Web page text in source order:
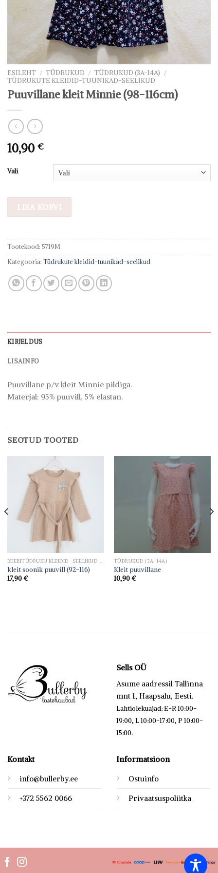
ESILEHT / TÜDRUKUD / TÜDRUKUD (3A-14A) /
TÜDRUKUTE KLEIDID-TUUNIKAD-SEELIKUD
Puuvillane kleit Minnie (98-116cm)
10,90 €
Vali
LISA KORVI
Tootekood: 5719M
Kategooria: Tüdrukute kleidid-tuunikad-seelikud
KIRJELDUS
LISAINFO
Puuvillane p/v kleit Minnie pildiga.
Materjal: 95% puuvill, 5% elastan.
SEOTUD TOOTED
kleit soonik puuvill (92-116)
17,90€
TÜDRUKUD (3A-14A)
Kleit puuvillane
10,90€
Sells OÜ
Asume aadressil Tallinna
mnt 1, Haapsalu, Eesti.
Lahtiolekuajad: E-R 10:00-
19:00, L 10:00-17:00, P 10:00-
15:00.
Kontakt
info@bullerby.ee
+372 5562 0066
Informatsioon
Ostuinfo
Privaatsuspoliitka